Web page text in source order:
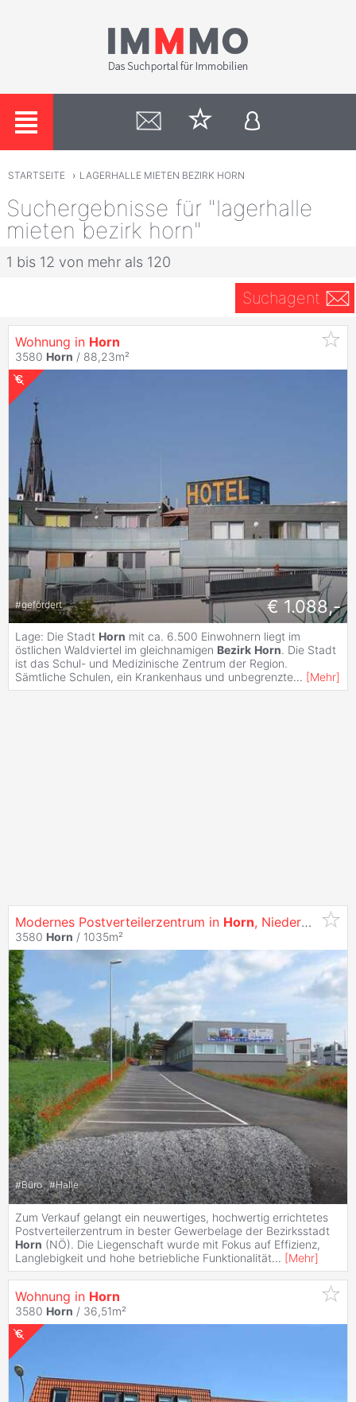
STARTSEITE › LAGERHALLE MIETEN BEZIRK HORN
Suchergebnisse für "lagerhalle
mieten bezirk horn"
1 bis 12 von mehr als 120
Suchagent
Wohnung in Horn
3580 Horn / 88,23m²
#gefördert € 1.088,-
Lage: Die Stadt Horn mit ca. 6.500 Einwohnern liegt im
östlichen Waldviertel im gleichnamigen Bezirk Horn. Die Stadt
ist das Schul- und Medizinische Zentrum der Region.
Sämtliche Schulen, ein Krankenhaus und unbegrenzte... [Mehr]
Modernes Postverteilerzentrum in Horn, Niederösterreich mit Top Rendite
3580 Horn / 1035m²
#Büro #Halle
Zum Verkauf gelangt ein neuwertiges, hochwertig errichtetes
Postverteilerzentrum in bester Gewerbelage der Bezirksstadt
Horn (NÖ). Die Liegenschaft wurde mit Fokus auf Effizienz,
Langlebigkeit und hohe betriebliche Funktionalität... [Mehr]
Wohnung in Horn
3580 Horn / 36,51m²